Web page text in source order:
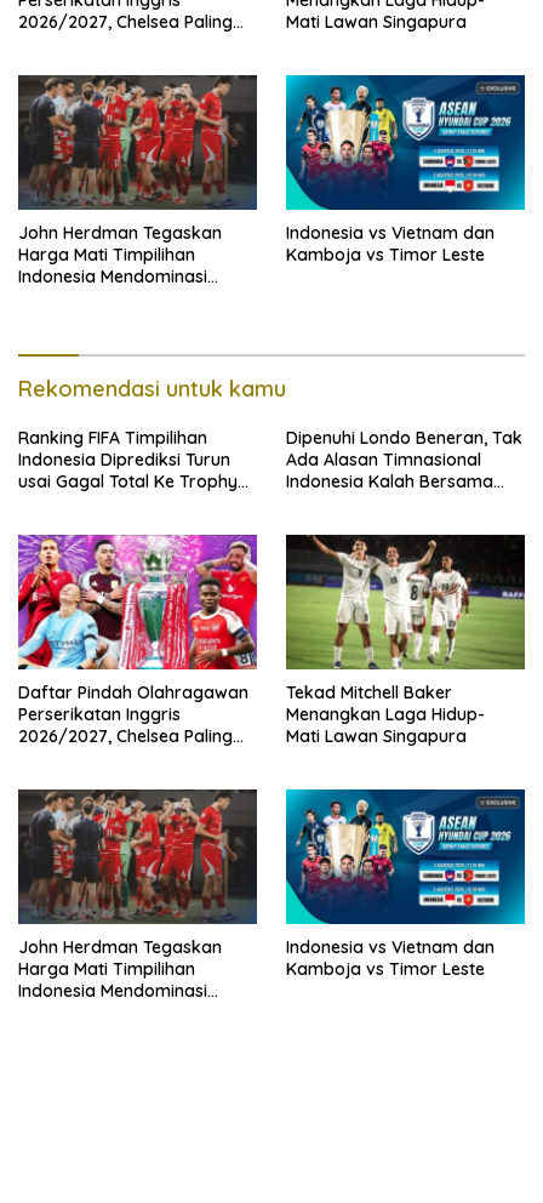
2026/2027, Chelsea Paling
Mati Lawan Singapura
John Herdman Tegaskan
Harga Mati Timpilihan
Indonesia Mendominasi
Indonesia vs Vietnam dan
Kamboja vs Timor Leste
Rekomendasi untuk kamu
Ranking FIFA Timpilihan
Indonesia Diprediksi Turun
usai Gagal Total Ke Trophy
Dipenuhi Londo Beneran, Tak
Ada Alasan Timnasional
Indonesia Kalah Bersama
Daftar Pindah Olahragawan
Perserikatan Inggris
2026/2027, Chelsea Paling
Tekad Mitchell Baker
Menangkan Laga Hidup-
Mati Lawan Singapura
John Herdman Tegaskan
Harga Mati Timpilihan
Indonesia Mendominasi
Indonesia vs Vietnam dan
Kamboja vs Timor Leste